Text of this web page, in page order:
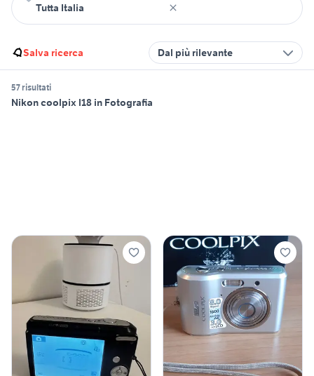
Salva ricerca Dal più rilevante
57 risultati
Nikon coolpix l18 in Fotografia